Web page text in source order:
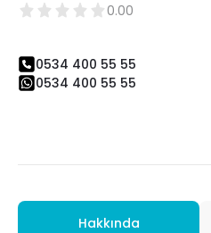
0.00
0534 400 55 55
0534 400 55 55
Hakkında